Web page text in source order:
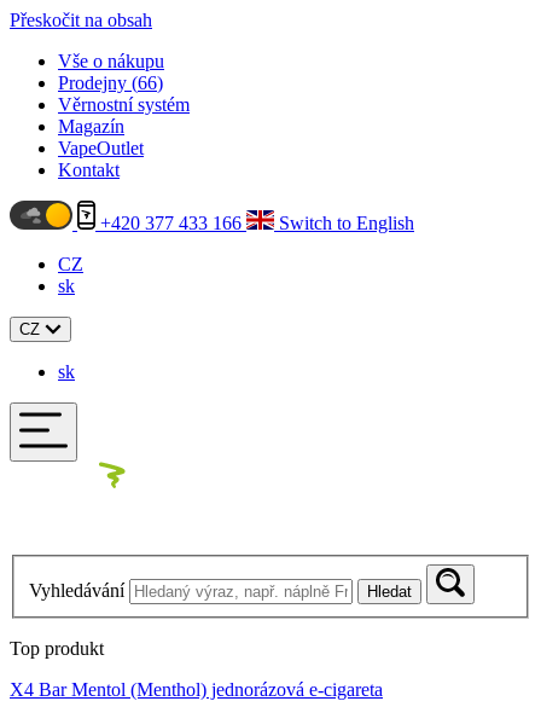
Přeskočit na obsah
Vše o nákupu
Prodejny (66)
Věrnostní systém
Magazín
VapeOutlet
Kontakt
+420 377 433 166
Switch to English
CZ
sk
CZ
sk
Vyhledávání Hledat
Top produkt
X4 Bar Mentol (Menthol) jednorázová e-cigareta